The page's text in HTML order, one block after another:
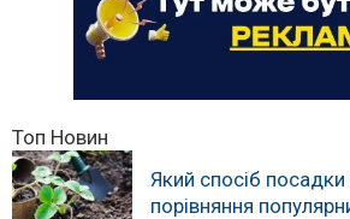
Топ Новин
Який спосіб посадки
порівняння